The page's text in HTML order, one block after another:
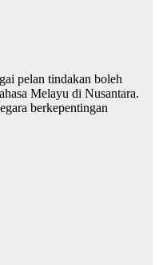
pelan tindakan boleh
Melayu di Nusantara.
berkepentingan